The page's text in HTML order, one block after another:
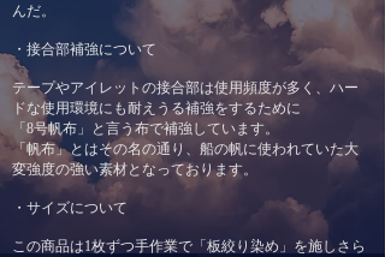
んだ。
・接合部補強について
テープやアイレットの接合部は使用頻度が多く、ハー
ドな使用環境にも耐えうる補強をするために
「8号帆布」と言う布で補強しています。
​「帆布」とはその名の通り、船の帆に使われていた大
変強度の強い素材となっております。
・サイズについて
この商品は1枚ずつ手作業で「板絞り染め」を施し さら